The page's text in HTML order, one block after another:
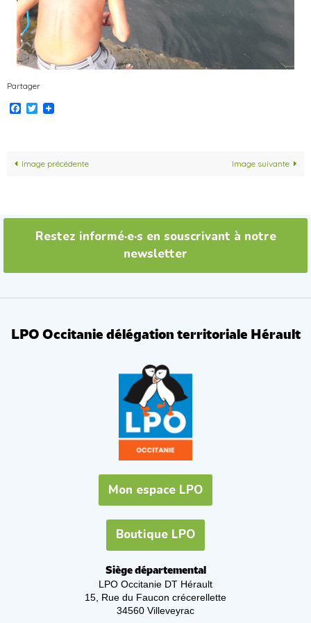
Partager
Facebook
Twitter
Image précédente Image suivante
Restez informé·e·s en souscrivant à notre
newsletter
LPO Occitanie délégation territoriale Hérault
Mon espace LPO
Boutique LPO
Siège départemental
LPO Occitanie DT Hérault
15, Rue du Faucon crécerellette
34560 Villeveyrac